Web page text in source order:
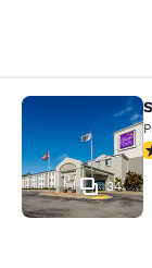
Sleep
34